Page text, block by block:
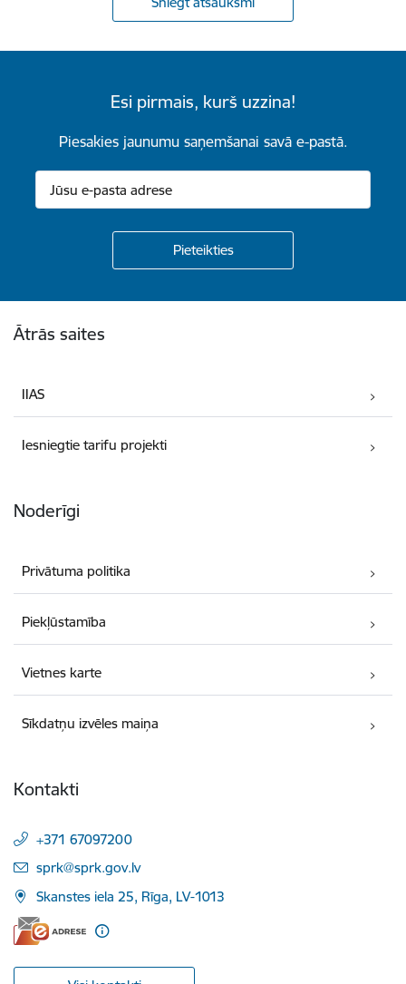
Esi pirmais, kurš uzzina!
Piesakies jaunumu saņemšanai savā e-pastā.
Ātrās saites
IIAS
Iesniegtie tarifu projekti
Noderīgi
Privātuma politika
Piekļūstamība
Vietnes karte
Sīkdatņu izvēles maiņa
Kontakti
+371 67097200
E-pasts:
sprk@sprk.gov.lv
Skanstes iela 25, Rīga, LV-1013